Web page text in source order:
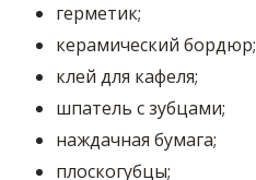
герметик;
керамический бордюр;
клей для кафеля;
шпатель с зубцами;
наждачная бумага;
плоскогубцы;